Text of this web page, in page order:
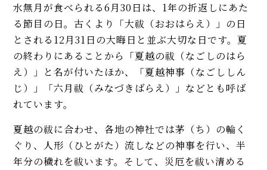
水無月が食べられる6月30日は、1年の折返しにあた
る節目の日。古くより「大祓（おおはらえ）」の日
とされる12月31日の大晦日と並ぶ大切な日です。夏
の終わりにあることから「夏越の祓（なごしのはら
え）」と名が付いたほか、「夏越神事（なごししん
じ）」「六月祓（みなづきばらえ）」などとも呼ば
れています。
夏越の祓に合わせ、各地の神社では茅（ち）の輪く
ぐり、人形（ひとがた）流しなどの神事を行い、半
年分の穢れを祓います。そして、災厄を祓い清める